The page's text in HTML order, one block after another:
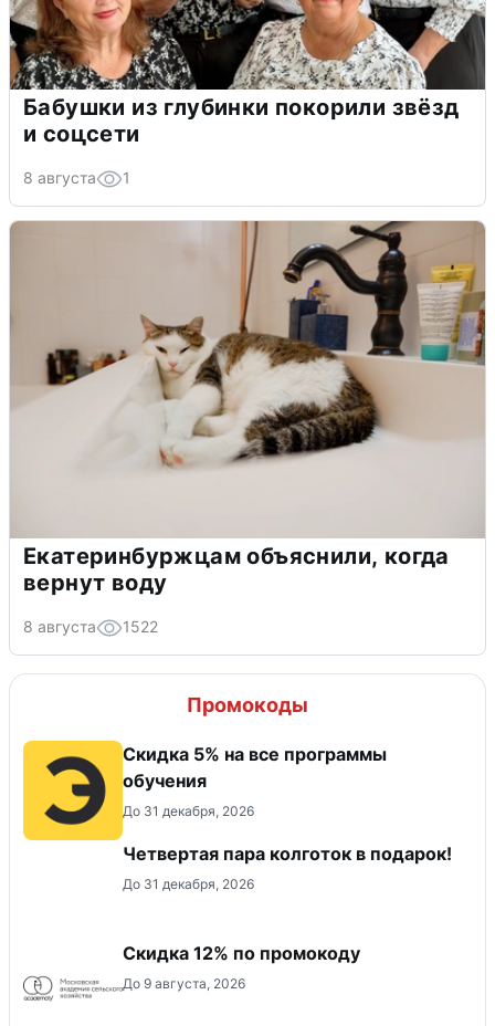
Бабушки из глубинки покорили звёзд
и соцсети
8 августа 1
Екатеринбуржцам объяснили, когда
вернут воду
8 августа 1522
Промокоды
Скидка 5% на все программы
обучения
До 31 декабря, 2026
Четвертая пара колготок в подарок!
До 31 декабря, 2026
Скидка 12% по промокоду
До 9 августа, 2026